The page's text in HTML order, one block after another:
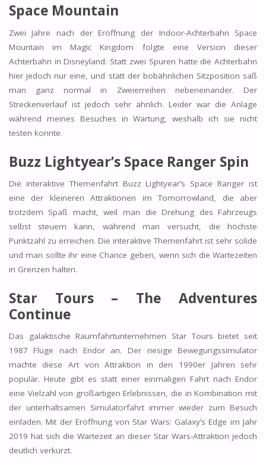
Space Mountain
Zwei Jahre nach der Eröffnung der Indoor-Achterbahn Space
Mountain im Magic Kingdom folgte eine Version dieser
Achterbahn in Disneyland. Statt zwei Spuren hatte die Achterbahn
hier jedoch nur eine, und statt der bobähnlichen Sitzposition saß
man ganz normal in Zweierreihen nebeneinander. Der
Streckenverlauf ist jedoch sehr ähnlich. Leider war die Anlage
während meines Besuches in Wartung, weshalb ich sie nicht
testen konnte.
Buzz Lightyear’s Space Ranger Spin
Die interaktive Themenfahrt Buzz Lightyear’s Space Ranger ist
eine der kleineren Attraktionen im Tomorrowland, die aber
trotzdem Spaß macht, weil man die Drehung des Fahrzeugs
selbst steuern kann, während man versucht, die höchste
Punktzahl zu erreichen. Die interaktive Themenfahrt ist sehr solide
und man sollte ihr eine Chance geben, wenn sich die Wartezeiten
in Grenzen halten.
Star Tours – The Adventures
Continue
Das galaktische Raumfahrtunternehmen Star Tours bietet seit
1987 Flüge nach Endor an. Der riesige Bewegungssimulator
machte diese Art von Attraktion in den 1990er Jahren sehr
populär. Heute gibt es statt einer einmaligen Fahrt nach Endor
eine Vielzahl von großartigen Erlebnissen, die in Kombination mit
der unterhaltsamen Simulatorfahrt immer wieder zum Besuch
einladen. Mit der Eröffnung von Star Wars: Galaxy’s Edge im Jahr
2019 hat sich die Wartezeit an dieser Star Wars-Attraktion jedoch
deutlich verkürzt.